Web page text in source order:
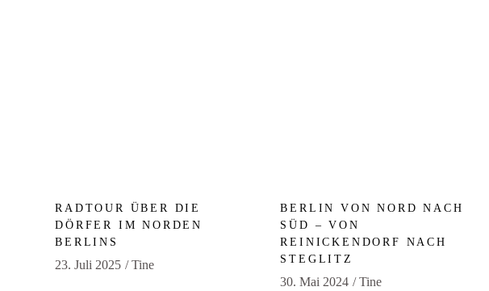
RADTOUR ÜBER DIE
DÖRFER IM NORDEN
BERLINS
23. Juli 2025 Tine
BERLIN VON NORD NACH
SÜD – VON
REINICKENDORF NACH
STEGLITZ
30. Mai 2024 Tine